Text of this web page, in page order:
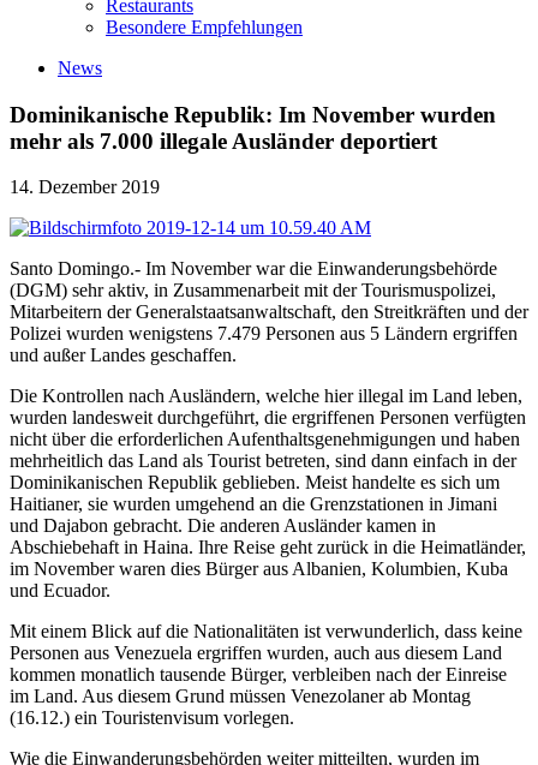
Restaurants
Besondere Empfehlungen
News
Dominikanische Republik: Im November wurden
mehr als 7.000 illegale Ausländer deportiert
14. Dezember 2019
Santo Domingo.- Im November war die Einwanderungsbehörde
(DGM) sehr aktiv, in Zusammenarbeit mit der Tourismuspolizei,
Mitarbeitern der Generalstaatsanwaltschaft, den Streitkräften und der
Polizei wurden wenigstens 7.479 Personen aus 5 Ländern ergriffen
und außer Landes geschaffen.
Die Kontrollen nach Ausländern, welche hier illegal im Land leben,
wurden landesweit durchgeführt, die ergriffenen Personen verfügten
nicht über die erforderlichen Aufenthaltsgenehmigungen und haben
mehrheitlich das Land als Tourist betreten, sind dann einfach in der
Dominikanischen Republik geblieben. Meist handelte es sich um
Haitianer, sie wurden umgehend an die Grenzstationen in Jimani
und Dajabon gebracht. Die anderen Ausländer kamen in
Abschiebehaft in Haina. Ihre Reise geht zurück in die Heimatländer,
im November waren dies Bürger aus Albanien, Kolumbien, Kuba
und Ecuador.
Mit einem Blick auf die Nationalitäten ist verwunderlich, dass keine
Personen aus Venezuela ergriffen wurden, auch aus diesem Land
kommen monatlich tausende Bürger, verbleiben nach der Einreise
im Land. Aus diesem Grund müssen Venezolaner ab Montag
(16.12.) ein Touristenvisum vorlegen.
Wie die Einwanderungsbehörden weiter mitteilten, wurden im